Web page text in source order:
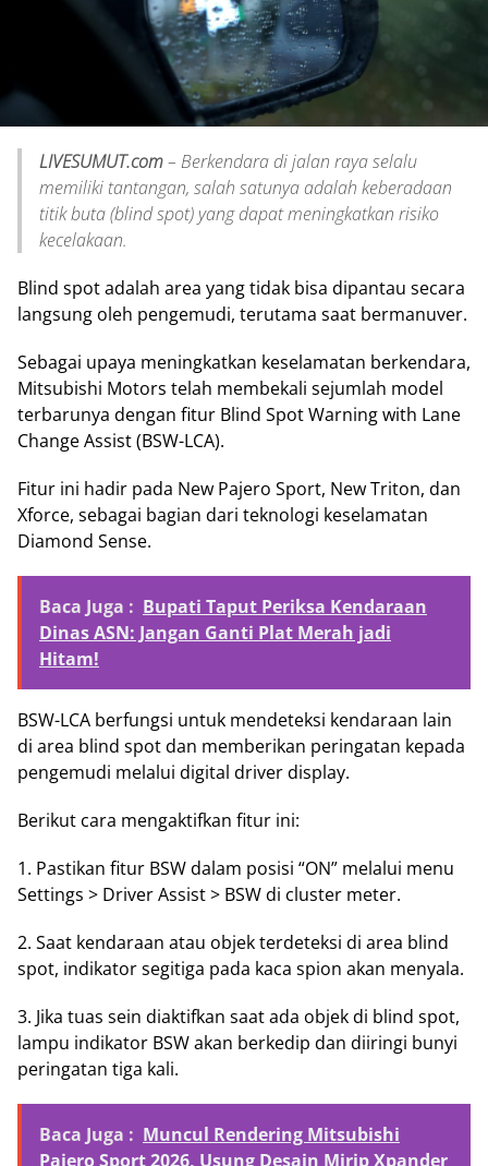
LIVESUMUT.com– Berkendara di jalan raya selalu
memiliki tantangan, salah satunya adalah keberadaan
titik buta (blind spot) yang dapat meningkatkan risiko
kecelakaan.
Blind spot adalah area yang tidak bisa dipantau secara
langsung oleh pengemudi, terutama saat bermanuver.
Sebagai upaya meningkatkan keselamatan berkendara,
Mitsubishi Motors telah membekali sejumlah model
terbarunya dengan fitur Blind Spot Warning with Lane
Change Assist (BSW-LCA).
Fitur ini hadir pada New Pajero Sport, New Triton, dan
Xforce, sebagai bagian dari teknologi keselamatan
Diamond Sense.
Baca Juga : Bupati Taput Periksa Kendaraan
Dinas ASN: Jangan Ganti Plat Merah jadi
Hitam!
BSW-LCA berfungsi untuk mendeteksi kendaraan lain
di area blind spot dan memberikan peringatan kepada
pengemudi melalui digital driver display.
Berikut cara mengaktifkan fitur ini:
1. Pastikan fitur BSW dalam posisi “ON” melalui menu
Settings > Driver Assist > BSW di cluster meter.
2. Saat kendaraan atau objek terdeteksi di area blind
spot, indikator segitiga pada kaca spion akan menyala.
3. Jika tuas sein diaktifkan saat ada objek di blind spot,
lampu indikator BSW akan berkedip dan diiringi bunyi
peringatan tiga kali.
Baca Juga : Muncul Rendering Mitsubishi
Pajero Sport 2026, Usung Desain Mirip Xpander